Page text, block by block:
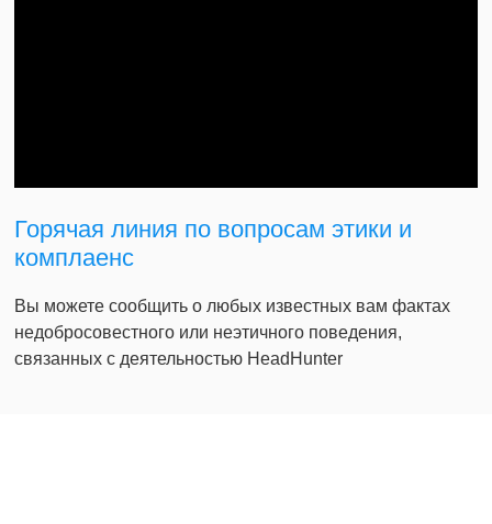
Горячая линия по вопросам этики и
комплаенс
Вы можете сообщить о любых известных вам фактах
недобросовестного или неэтичного поведения,
связанных с деятельностью HeadHunter